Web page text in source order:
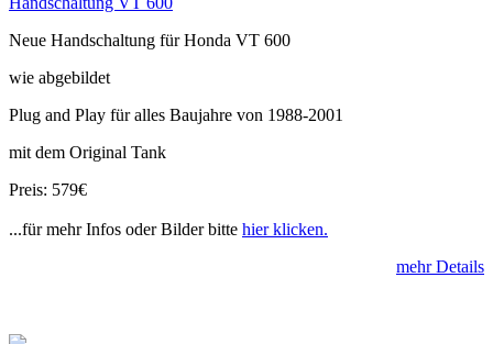
Neue Handschaltung für Honda VT 600
wie abgebildet
Plug and Play für alles Baujahre von 1988-2001
mit dem Original Tank
Preis: 579€
...für mehr Infos oder Bilder bitte hier klicken.
mehr Details